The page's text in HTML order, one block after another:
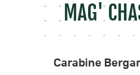
MAG'
Carabine